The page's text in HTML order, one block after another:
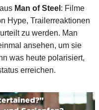
Man of Steel : Filme
Hype, Trailerreaktionen
zu werden. Man
ansehen, um sie
was heute polarisiert,
erreichen.